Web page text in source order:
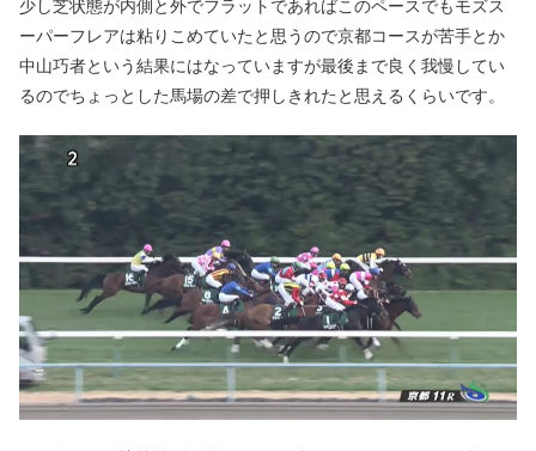
少し芝状態が内側と外でフラットであればこのペースでもモズス
ーパーフレアは粘りこめていたと思うので京都コースが苦手とか
中山巧者という結果にはなっていますが最後まで良く我慢してい
るのでちょっとした馬場の差で押しきれたと思えるくらいです。